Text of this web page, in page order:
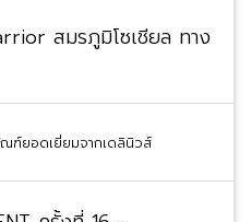
สมรภูมิโซเชียล ทาง
ฑ์ยอดเยี่ยมจากเดลินิวส์